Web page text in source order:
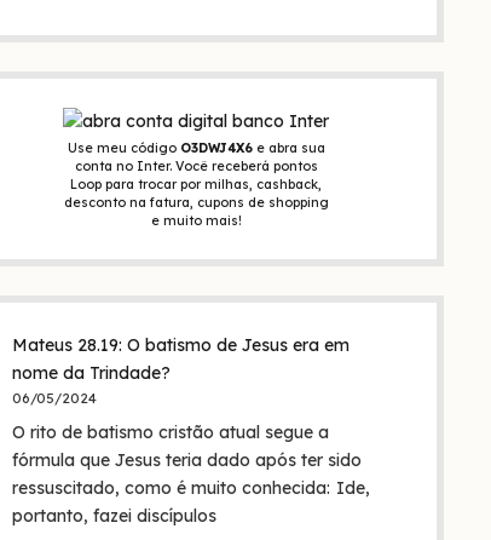
Use meu código O3DWJ4X6 e abra sua
conta no Inter. Você receberá pontos
Loop para trocar por milhas, cashback,
desconto na fatura, cupons de shopping
e muito mais!
Mateus 28.19: O batismo de Jesus era em
nome da Trindade?
06/05/2024
O rito de batismo cristão atual segue a
fórmula que Jesus teria dado após ter sido
ressuscitado, como é muito conhecida: Ide,
portanto, fazei discípulos